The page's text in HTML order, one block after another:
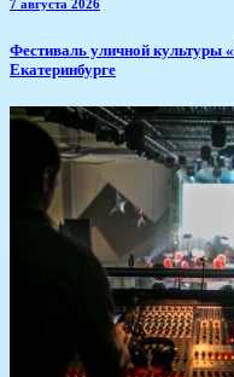
7 августа 2026
​Фестиваль уличной культуры
Екатеринбурге